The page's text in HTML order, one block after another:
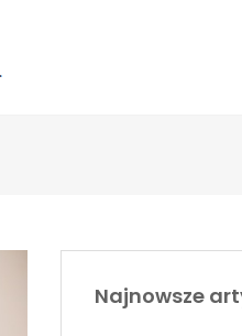
Najnowsze